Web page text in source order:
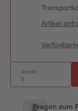
Artikel
Anzahl:
Fragen zum